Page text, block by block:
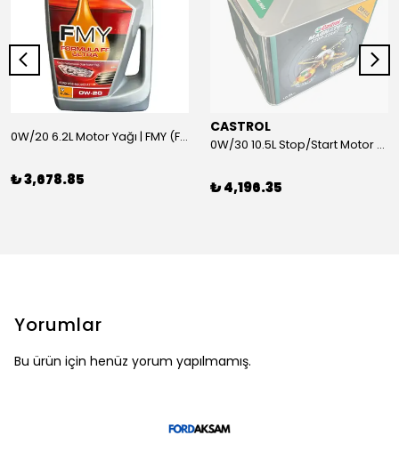
0W/20 6.2L Motor Yağı | FMY (Ford Motor Yağları)
₺ 3,678.85
CASTROL
0W/30 10.5L Stop/Start Motor Yağı | CASTROL
₺ 4,196.35
Yorumlar
Bu ürün için henüz yorum yapılmamış.